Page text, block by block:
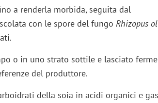
a renderla morbida, seguita dal
con le spore del fungo Rhizopus
o in uno strato sottile e lasciato
del produttore.
della soia in acidi organici e